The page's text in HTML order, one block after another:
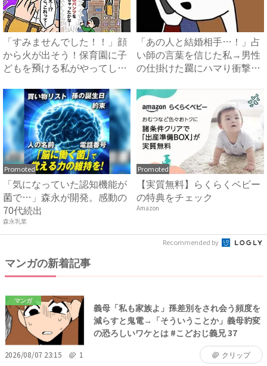
「すみませんでした！！」顔
から火が出そう！保育園に子
どもを預ける私がやってしま
「あの人と結婚相手…！」占
い師の言葉を信じた私→男性
の仕掛けた罠にハマり衝撃の
Promoted
「気になっていた認知機能が
菌で…」森永が開発。感動の
70代続出
森永乳業
Promoted
【実質無料】らくらくベビー
の特典をチェック
Amazon
Recommended by
マンガの新着記事
マンガ
義母「私も家族よ」孫差別をされ会う頻度を
減らすと鬼電→「そういうことか」義母豹変
の恐ろしいワケとは #こどおじ義兄 37
2026/08/07 23:15 1 クリップ